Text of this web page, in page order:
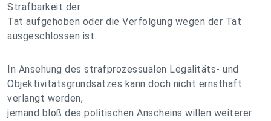
Strafbarkeit der
Tat aufgehoben oder die Verfolgung wegen der Tat
ausgeschlossen ist.
In Ansehung des strafprozessualen Legalitäts- und
Objektivitätsgrundsatzes kann doch nicht ernsthaft
verlangt werden,
jemand bloß des politischen Anscheins willen weiterer